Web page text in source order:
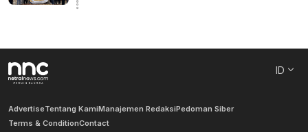
ID
AdvertiseTentang KamiManajemen RedaksiPedoman Siber
Terms & ConditionContact